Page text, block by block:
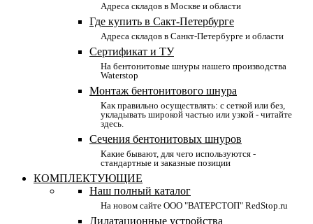
Адреса складов в Москве и области
Где купить в Сакт-Петербурге
Адреса складов в Санкт-Петербурге и области
Сертификат и ТУ
На бентонитовые шнуры нашего производства
Waterstop
Монтаж бентонитового шнура
Как правильно осуществлять: с сеткой или без,
укладывать широкой частью или узкой - читайте
здесь.
Сечения бентонитовых шнуров
Какие бывают, для чего используются -
стандартные и заказные позиции
КОМПЛЕКТУЮЩИЕ
Наш полный каталог
На новом сайте ООО "ВАТЕРСТОП" RedStop.ru
Дилатационные устройства